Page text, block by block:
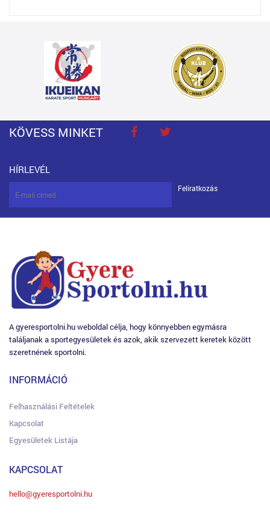
KÖVESS MINKET
HÍRLEVÉL
Feliratkozás
A gyeresportolni.hu weboldal célja, hogy könnyebben egymásra
találjanak a sportegyesületek és azok, akik szervezett keretek között
szeretnének sportolni.
INFORMÁCIÓ
Felhasználási Feltételek
Kapcsolat
Egyesületek Listája
KAPCSOLAT
hello@gyeresportolni.hu